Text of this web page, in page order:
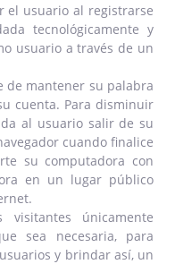
el usuario al registrarse
tecnológicamente y
usuario a través de un
de mantener su palabra
cuenta. Para disminuir
al usuario salir de su
cuando finalice
su computadora con
en un lugar público
únicamente
sea necesaria, para
y brindar así, un